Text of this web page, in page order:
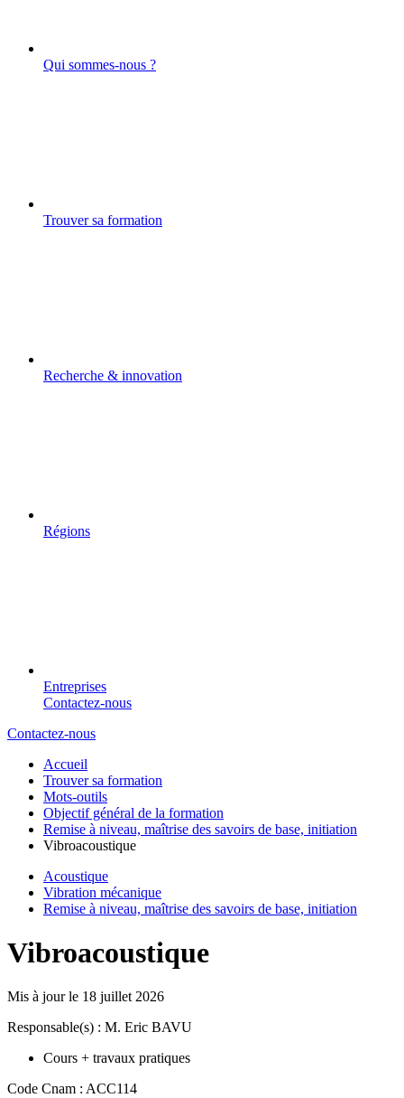
Qui sommes-nous ?
Trouver sa formation
Recherche & innovation
Régions
Entreprises
Contactez-nous
Contactez-nous
Accueil
Trouver sa formation
Mots-outils
Objectif général de la formation
Remise à niveau, maîtrise des savoirs de base, initiation
Vibroacoustique
Acoustique
Vibration mécanique
Remise à niveau, maîtrise des savoirs de base, initiation
Vibroacoustique
Mis à jour le 18 juillet 2026
Responsable(s) : M. Eric BAVU
Cours + travaux pratiques
Code Cnam : ACC114